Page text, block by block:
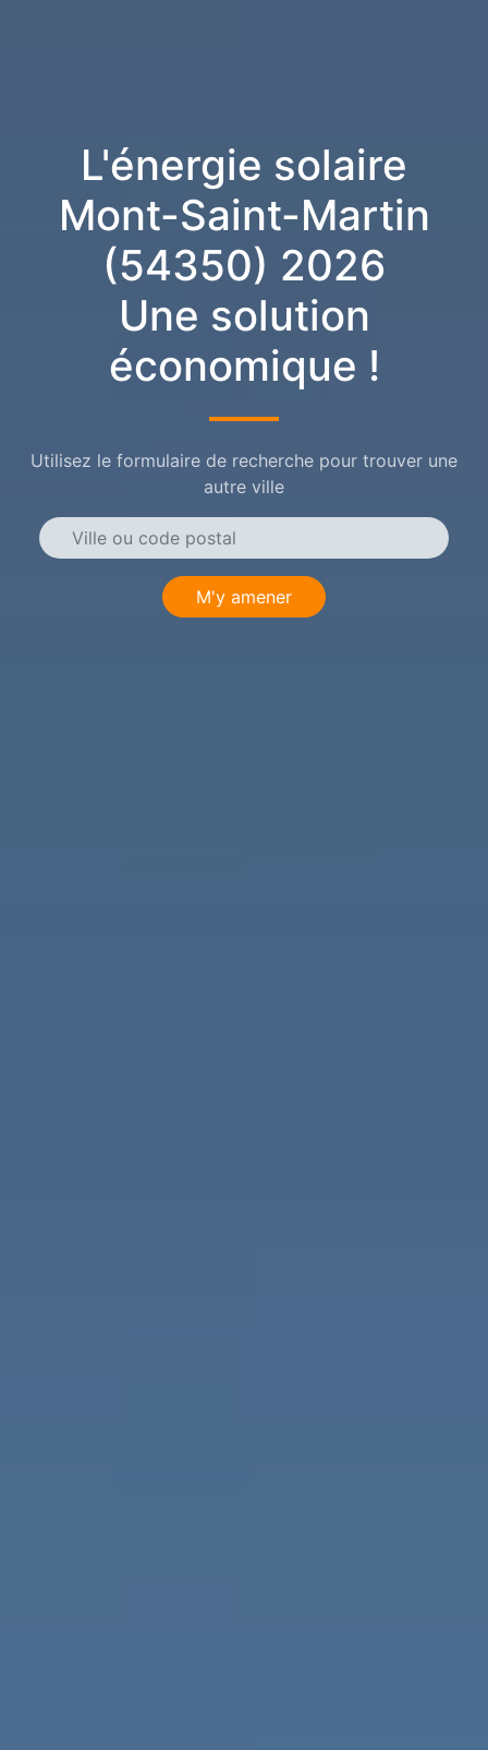
L'énergie solaire
Mont-Saint-Martin
(54350) 2026
Une solution
économique !
Utilisez le formulaire de recherche pour trouver une
autre ville
M'y amener